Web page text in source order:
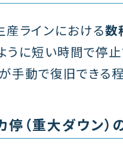
産ラインにおける数
うに短い時間で停
手動で復旧できる
停（重大ダウン）